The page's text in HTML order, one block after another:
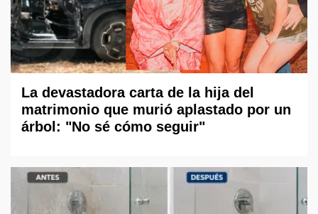
La devastadora carta de la hija del
matrimonio que murió aplastado por un
árbol: "No sé cómo seguir"